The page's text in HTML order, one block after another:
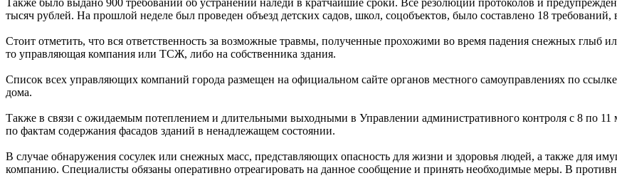
Также было выдано 900 требований об устранении наледи в кратчайшие сроки. Все резолюции протоколов и
тысяч рублей. На прошлой неделе был проведен объезд детских садов, школ, соцобъектов, было составлено 18 требований,
Стоит отметить, что вся ответственность за возможные травмы, полученные прохожими во время падения снежных глыб
то управляющая компания или ТСЖ, либо на собственника здания.
Список всех управляющих компаний города размещен на официальном сайте органов местного самоуправлениях по
дома.
Также в связи с ожидаемым потеплением и длительными выходными в Управлении административного контроля с 8 по 11
по фактам содержания фасадов зданий в ненадлежащем состоянии.
В случае обнаружения сосулек или снежных масс, представляющих опасность для жизни и здоровья людей, а также для
компанию. Специалисты обязаны оперативно отреагировать на данное сообщение и принять необходимые меры. В